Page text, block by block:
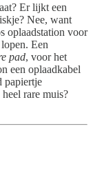
Er lijkt een
Nee, want
oplaadstation voor
Een
pad, voor het
een oplaadkabel
papiertje
rare muis?